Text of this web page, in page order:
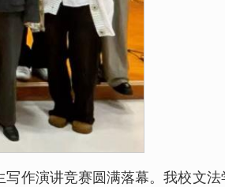
作演讲竞赛圆满落幕。我校文法